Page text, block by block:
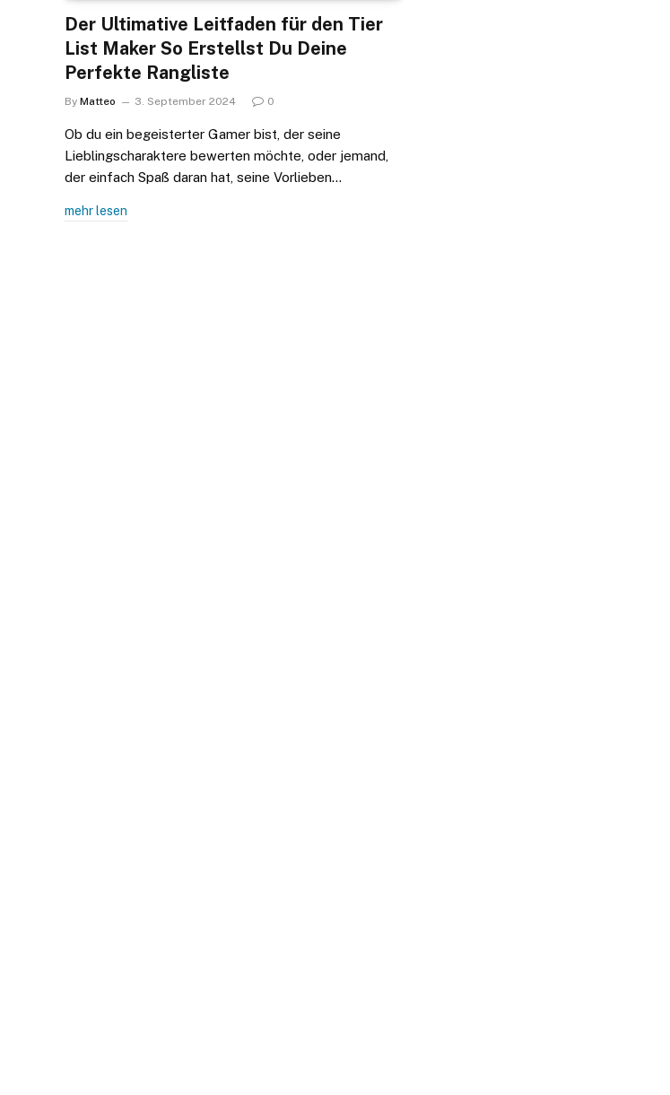
Der Ultimative Leitfaden für den Tier
List Maker So Erstellst Du Deine
Perfekte Rangliste
By Matteo 3. September 2024 0
Ob du ein begeisterter Gamer bist, der seine
Lieblingscharaktere bewerten möchte, oder jemand,
der einfach Spaß daran hat, seine Vorlieben…
mehr lesen